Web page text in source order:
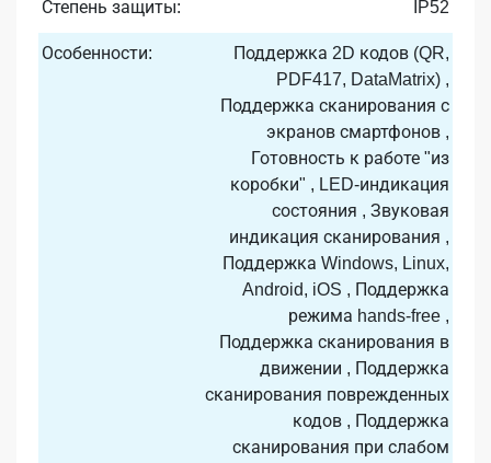
Степень защиты: IP52
Особенности:
Поддержка 2D кодов (QR,
PDF417, DataMatrix) ,
Поддержка сканирования с
экранов смартфонов ,
Готовность к работе "из
коробки" , LED-индикация
состояния , Звуковая
индикация сканирования ,
Поддержка Windows, Linux,
Android, iOS , Поддержка
режима hands-free ,
Поддержка сканирования в
движении , Поддержка
сканирования поврежденных
кодов , Поддержка
сканирования при слабом